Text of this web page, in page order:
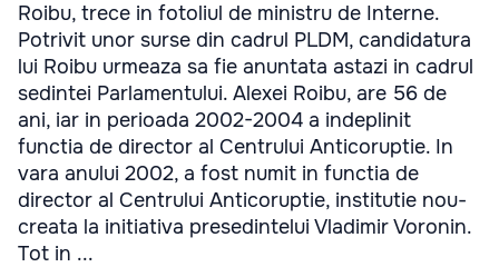
Roibu, trece in fotoliul de ministru de Interne.
Potrivit unor surse din cadrul PLDM, candidatura
lui Roibu urmeaza sa fie anuntata astazi in cadrul
sedintei Parlamentului. Alexei Roibu, are 56 de
ani, iar in perioada 2002-2004 a indeplinit
functia de director al Centrului Anticoruptie. In
vara anului 2002, a fost numit in functia de
director al Centrului Anticoruptie, institutie nou-
creata la initiativa presedintelui Vladimir Voronin.
Tot in ...